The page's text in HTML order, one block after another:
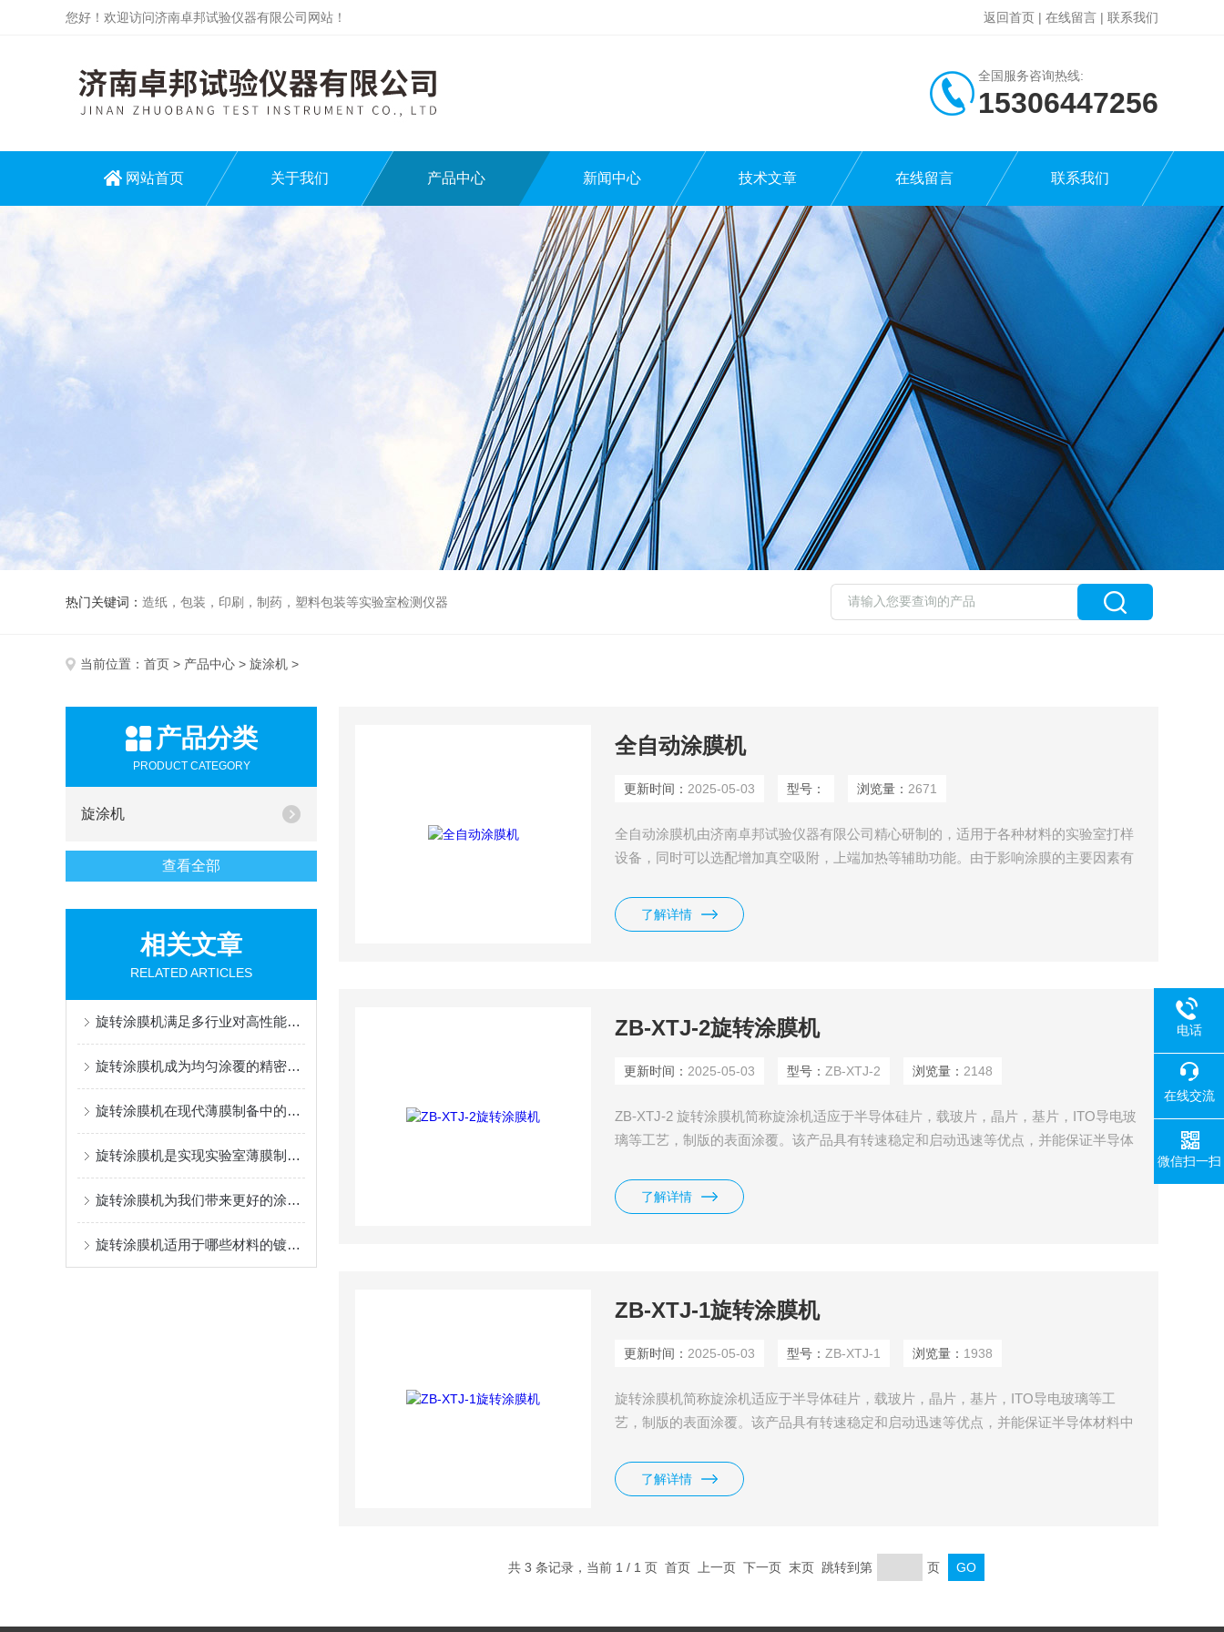
您好！欢迎访问济南卓邦试验仪器有限公司网站！ 返回首页 | 在线留言 | 联系我们
全国服务咨询热线:
15306447256
网站首页 关于我们 产品中心 新闻中心 技术文章 在线留言 联系我们
热门关键词： 造纸，包装，印刷，制药，塑料包装等实验室检测仪器
当前位置： 首页 > 产品中心 > 旋涂机 >
产品分类
PRODUCT CATEGORY
旋涂机
查看全部
相关文章
RELATED ARTICLES
旋转涂膜机满足多行业对高性能薄膜的制备需求
旋转涂膜机成为均匀涂覆的精密艺术家
旋转涂膜机在现代薄膜制备中的应用
旋转涂膜机是实现实验室薄膜制备的高效工具
旋转涂膜机为我们带来更好的涂层体验
旋转涂膜机适用于哪些材料的镀膜工艺？
全自动涂膜机
更新时间： 2025-05-03 型号： 浏览量： 2671
全自动涂膜机由济南卓邦试验仪器有限公司精心研制的，适用于各种材料的实验室打样
设备，同时可以选配增加真空吸附，上端加热等辅助功能。由于影响涂膜的主要因素有
是不同人之间产生的差异就更大了，这就给比较样板之间的测试结果带来了困难。本款
涂布试验机自动涂布，涂布速度可调，涂布压力量化可调。从而在根本上解决了，手工
了解详情
ZB-XTJ-2旋转涂膜机
更新时间： 2025-05-03 型号： ZB-XTJ-2 浏览量： 2148
ZB-XTJ-2 旋转涂膜机简称旋涂机适应于半导体硅片，载玻片，晶片，基片，ITO导电玻
璃等工艺，制版的表面涂覆。该产品具有转速稳定和启动迅速等优点，并能保证半导体
了解详情
ZB-XTJ-1旋转涂膜机
更新时间： 2025-05-03 型号： ZB-XTJ-1 浏览量： 1938
旋转涂膜机简称旋涂机适应于半导体硅片，载玻片，晶片，基片，ITO导电玻璃等工
艺，制版的表面涂覆。该产品具有转速稳定和启动迅速等优点，并能保证半导体材料中
了解详情
共 3 条记录，当前 1 / 1 页 首页 上一页 下一页 末页 跳转到第 页
电话
在线交流
微信扫一扫